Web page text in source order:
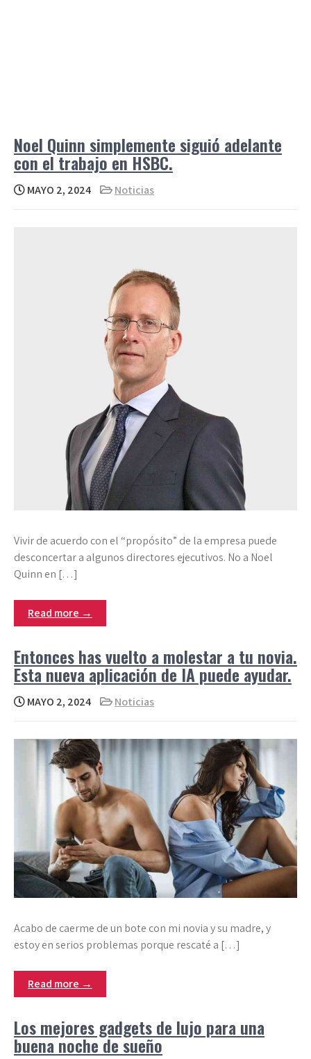
Noel Quinn simplemente siguió adelante
con el trabajo en HSBC.
MAYO 2, 2024 Noticias
Vivir de acuerdo con el “propósito” de la empresa puede
desconcertar a algunos directores ejecutivos. No a Noel
Quinn en […]
Read more →
Entonces has vuelto a molestar a tu novia.
Esta nueva aplicación de IA puede ayudar.
MAYO 2, 2024 Noticias
Acabo de caerme de un bote con mi novia y su madre, y
estoy en serios problemas porque rescaté a […]
Read more →
Los mejores gadgets de lujo para una
buena noche de sueño